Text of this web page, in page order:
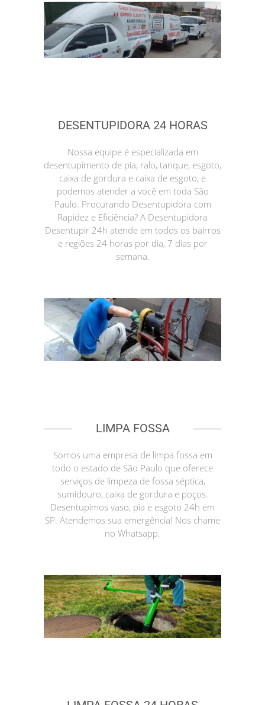
DESENTUPIDORA 24 HORAS
Nossa equipe é especializada em
desentupimento de pia, ralo, tanque, esgoto,
caixa de gordura e caixa de esgoto, e
podemos atender a você em toda São
Paulo. Procurando Desentupidora com
Rapidez e Eficiência? A Desentupidora
Desentupir 24h atende em todos os bairros
e regiões 24 horas por dia, 7 dias por
semana.
LIMPA FOSSA
Somos uma empresa de limpa fossa em
todo o estado de São Paulo que oferece
serviços de limpeza de fossa séptica,
sumidouro, caixa de gordura e poços.
Desentupimos vaso, pia e esgoto 24h em
SP. Atendemos sua emergência! Nos chame
no Whatsapp.